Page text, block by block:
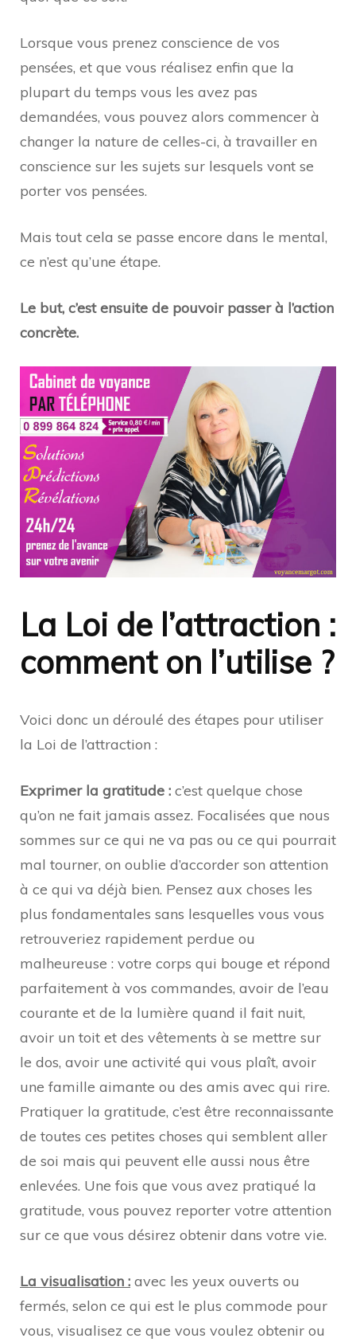
Lorsque vous prenez conscience de vos
pensées, et que vous réalisez enfin que la
plupart du temps vous les avez pas
demandées, vous pouvez alors commencer à
changer la nature de celles-ci, à travailler en
conscience sur les sujets sur lesquels vont se
porter vos pensées.
Mais tout cela se passe encore dans le mental,
ce n’est qu’une étape.
Le but, c’est ensuite de pouvoir passer à l’action
concrète.
La Loi de l’attraction :
comment on l’utilise ?
Voici donc un déroulé des étapes pour utiliser
la Loi de l’attraction :
Exprimer la gratitude : c’est quelque chose
qu’on ne fait jamais assez. Focalisées que nous
sommes sur ce qui ne va pas ou ce qui pourrait
mal tourner, on oublie d’accorder son attention
à ce qui va déjà bien. Pensez aux choses les
plus fondamentales sans lesquelles vous vous
retrouveriez rapidement perdue ou
malheureuse : votre corps qui bouge et répond
parfaitement à vos commandes, avoir de l’eau
courante et de la lumière quand il fait nuit,
avoir un toit et des vêtements à se mettre sur
le dos, avoir une activité qui vous plaît, avoir
une famille aimante ou des amis avec qui rire.
Pratiquer la gratitude, c’est être reconnaissante
de toutes ces petites choses qui semblent aller
de soi mais qui peuvent elle aussi nous être
enlevées. Une fois que vous avez pratiqué la
gratitude, vous pouvez reporter votre attention
sur ce que vous désirez obtenir dans votre vie.
La visualisation : avec les yeux ouverts ou
fermés, selon ce qui est le plus commode pour
vous, visualisez ce que vous voulez obtenir ou